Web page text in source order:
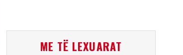
ME TË LEXUARAT